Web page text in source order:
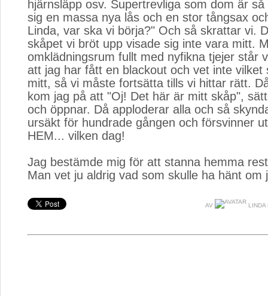
hjärnsläpp osv. Supertrevliga som dom är
sig en massa nya lås och en stor tångsax
Linda, var ska vi börja?" Och så skrattar vi.
skåpet vi bröt upp visade sig inte vara mitt.
omklädningsrum fullt med nyfikna tjejer står
att jag har fått en blackout och vet inte vilket
mitt, så vi måste fortsätta tills vi hittar rätt.
kom jag på att "Oj! Det här är mitt skåp",
och öppnar. Då apploderar alla och så
ursäkt för hundrade gången och försvinner
HEM... vilken dag!
Jag bestämde mig för att stanna hemma
Man vet ju aldrig vad som skulle ha hänt om
AV LINDA